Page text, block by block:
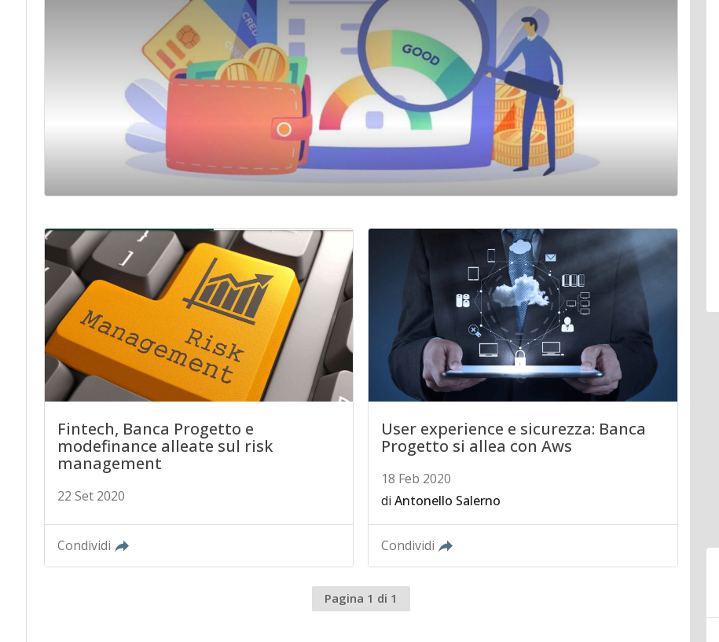
Fintech, Banca Progetto e
modefinance alleate sul risk
management
22 Set 2020
Condividi
User experience e sicurezza: Banca
Progetto si allea con Aws
18 Feb 2020
diAntonello Salerno
Condividi
Pagina 1 di 1